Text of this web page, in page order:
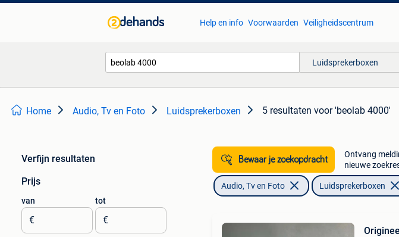
Help en info Voorwaarden Veiligheidscentrum
Luidsprekerboxen
Home Audio, Tv en Foto Luidsprekerboxen 5 resultaten voor 'beolab 4000'
Verfijn resultaten
Prijs
van
€
tot
€
Bewaar je zoekopdracht
Ontvang
nieuwe
Audio, Tv en Foto Luidsprekerboxen